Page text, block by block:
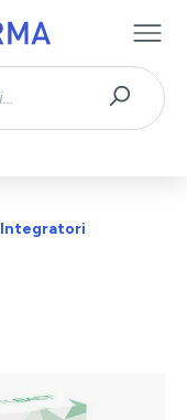
Integratori